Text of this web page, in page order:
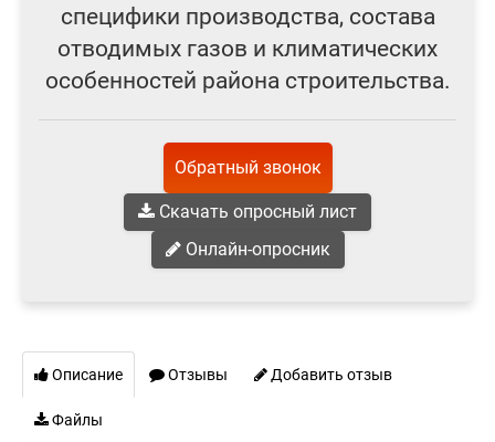
специфики производства, состава
отводимых газов и климатических
особенностей района строительства.
Обратный звонок
Скачать опросный лист
Онлайн-опросник
Описание Отзывы Добавить отзыв
Файлы